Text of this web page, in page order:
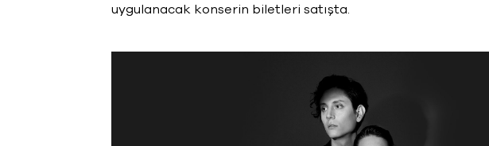
uygulanacak konserin biletleri satışta.